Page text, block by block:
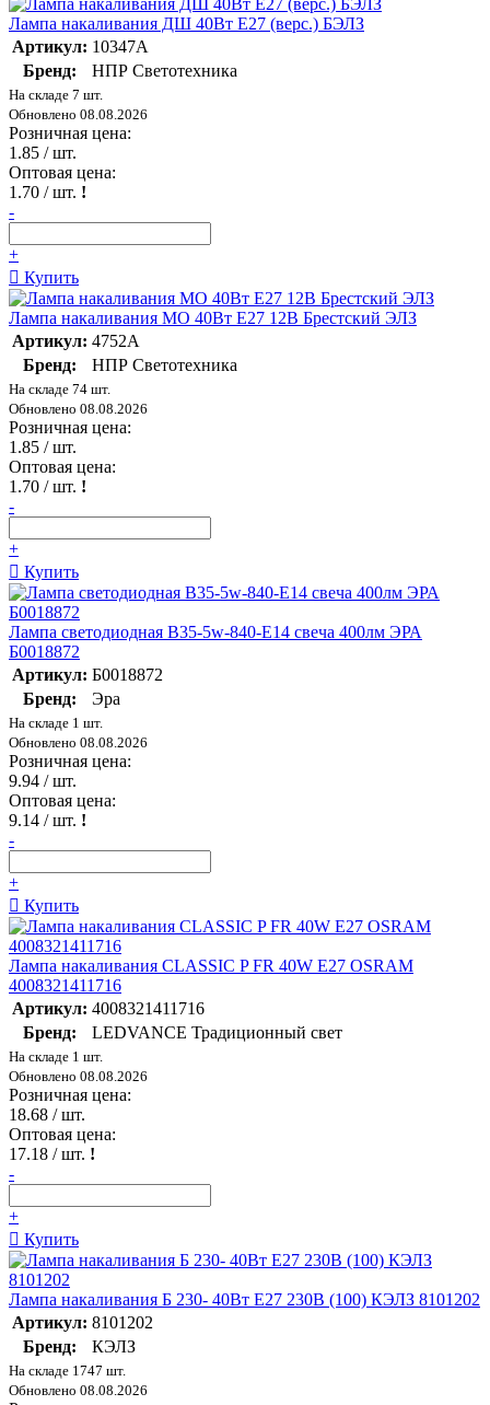
Лампа накаливания ДШ 40Вт E27 (верс.) БЭЛЗ
Артикул: 10347А
Бренд:
НПР Светотехника
На складе 7 шт.
Обновлено 08.08.2026
Розничная цена:
1.85 / шт.
Оптовая цена:
1.70 / шт. !
-
+
Купить
Лампа накаливания МО 40Вт E27 12В Брестский ЭЛЗ
Артикул: 4752А
Бренд:
НПР Светотехника
На складе 74 шт.
Обновлено 08.08.2026
Розничная цена:
1.85 / шт.
Оптовая цена:
1.70 / шт. !
-
+
Купить
Лампа светодиодная B35-5w-840-E14 свеча 400лм ЭРА
Б0018872
Артикул: Б0018872
Бренд:
Эра
На складе 1 шт.
Обновлено 08.08.2026
Розничная цена:
9.94 / шт.
Оптовая цена:
9.14 / шт. !
-
+
Купить
Лампа накаливания CLASSIC P FR 40W E27 OSRAM
4008321411716
Артикул: 4008321411716
Бренд:
LEDVANCE Традиционный свет
На складе 1 шт.
Обновлено 08.08.2026
Розничная цена:
18.68 / шт.
Оптовая цена:
17.18 / шт. !
-
+
Купить
Лампа накаливания Б 230- 40Вт E27 230В (100) КЭЛЗ 8101202
Артикул: 8101202
Бренд:
КЭЛЗ
На складе 1747 шт.
Обновлено 08.08.2026